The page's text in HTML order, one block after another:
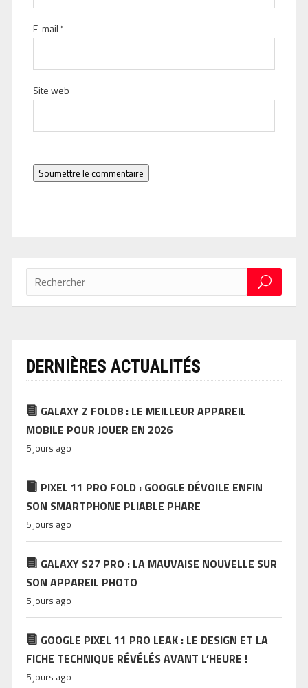
E-mail *
Site web
Soumettre le commentaire
DERNIÈRES ACTUALITÉS
GALAXY Z FOLD8 : LE MEILLEUR APPAREIL
MOBILE POUR JOUER EN 2026
5 jours ago
PIXEL 11 PRO FOLD : GOOGLE DÉVOILE ENFIN
SON SMARTPHONE PLIABLE PHARE
5 jours ago
GALAXY S27 PRO : LA MAUVAISE NOUVELLE SUR
SON APPAREIL PHOTO
5 jours ago
GOOGLE PIXEL 11 PRO LEAK : LE DESIGN ET LA
FICHE TECHNIQUE RÉVÉLÉS AVANT L’HEURE !
5 jours ago